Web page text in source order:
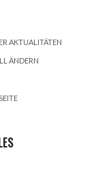
AKTUALITÄTEN
ÄNDERN